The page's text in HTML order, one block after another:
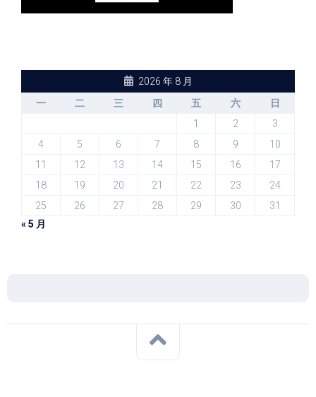
2026 年 8 月
一
二 三 四 五 六
日
1
2
3
4
5 6 7 8 9
10
11
12 13 14 15 16
17
18
19 20 21 22 23
24
25
26 27 28 29 30
31
« 5 月